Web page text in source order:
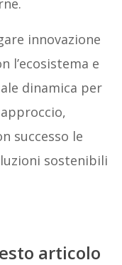
innovazione
l’ecosistema e
dinamica per
successo le
sostenibili
articolo